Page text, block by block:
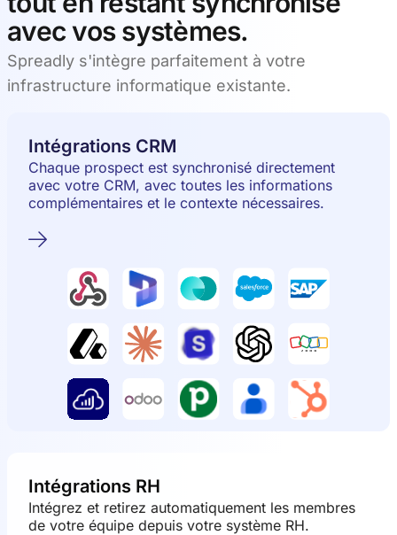
avec vos systèmes.
Spreadly s'intègre parfaitement à votre
infrastructure informatique existante.
Intégrations CRM
Chaque prospect est synchronisé directement
avec votre CRM, avec toutes les informations
complémentaires et le contexte nécessaires.
Intégrations RH
Intégrez et retirez automatiquement les membres
de votre équipe depuis votre système RH.